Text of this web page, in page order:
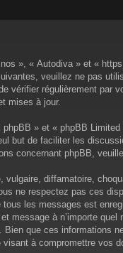
», « Autodiva » et «
veuillez ne pas
vérifier régulièrement
mises à jour.
» et « phpBB
but de faciliter les
concernant phpBB,
diffamatoire,
ne respectez pas ces
les messages est
message à n’importe
que ces
à compromettre vos